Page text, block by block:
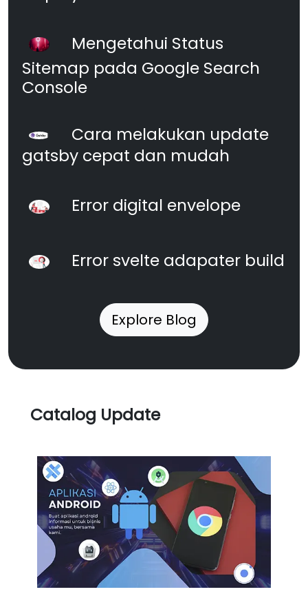
Mengetahui Status
Sitemap pada Google Search
Console
Cara melakukan update
gatsby cepat dan mudah
Error digital envelope
Error svelte adapater build
Explore Blog
Catalog Update